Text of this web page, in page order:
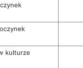
kulturze